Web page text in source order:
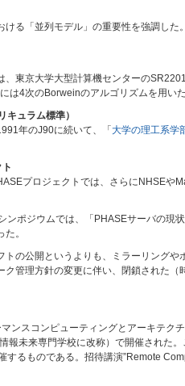
ける「並列モデル」の重要性を強調し
、東京大学大型計算機センターの
は4次のBorweinのアルゴリズムを用い
キュラム標準）
年のJ90に続いて、「 大学の理工系学
プロジェクトでは、さらにNHSEや
ンポジウムでは、「PHASEサーバの現
。
トの公開というよりも、ミラーリング
ク管理方針の変更に伴い、閉鎖された（
ンスコンピューティングとアーキテク
報未来専門学校に改称）で開催された
するものである。招待講演”Remote